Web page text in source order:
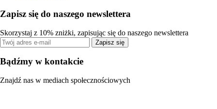
Zapisz się do naszego newslettera
Skorzystaj z 10% zniżki, zapisując się do naszego newslettera
Zapisz się
Bądźmy w kontakcie
Znajdź nas w mediach społecznościowych